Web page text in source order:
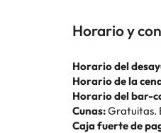
Horario y
Horario del
Horario de la
Horario del bar-
Cunas:Gratuitas.
Caja fuerte de